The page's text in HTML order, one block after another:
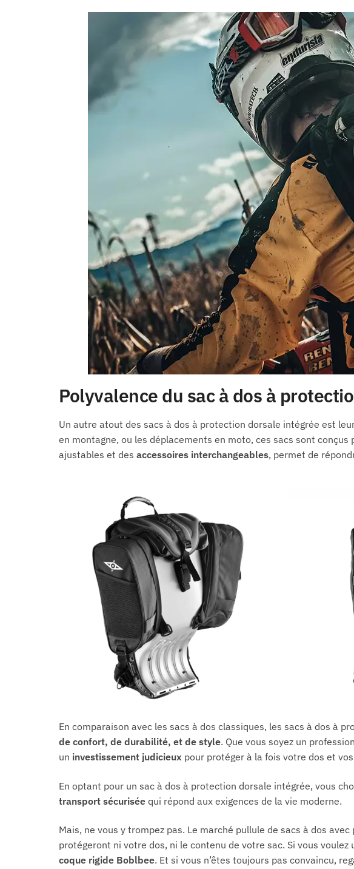
Polyvalence du sac à dos à
Un autre atout des sacs à dos à protection dorsale intégrée est
en montagne, ou les déplacements en moto, ces sacs sont
ajustables et des accessoires interchangeables, permet de
En comparaison avec les sacs à dos classiques, les sacs à dos à
de confort, de durabilité, et de style. Que vous soyez un
un investissement judicieux pour protéger à la fois votre dos et
En optant pour un sac à dos à protection dorsale intégrée, vous
transport sécurisée qui répond aux exigences de la vie moderne.
Mais, ne vous y trompez pas. Le marché pullule de sacs à dos
protégeront ni votre dos, ni le contenu de votre sac. Si vous
coque rigide Boblbee. Et si vous n’êtes toujours pas convaincu,